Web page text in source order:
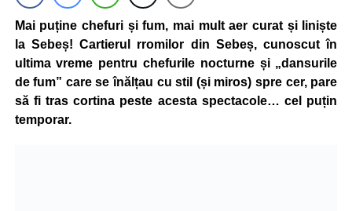
Mai puține chefuri și fum, mai mult aer curat și liniște
la Sebeș! Cartierul rromilor din Sebeș, cunoscut în
ultima vreme pentru chefurile nocturne și „dansurile
de fum” care se înălțau cu stil (și miros) spre cer, pare
să fi tras cortina peste acesta spectacole… cel puțin
temporar.